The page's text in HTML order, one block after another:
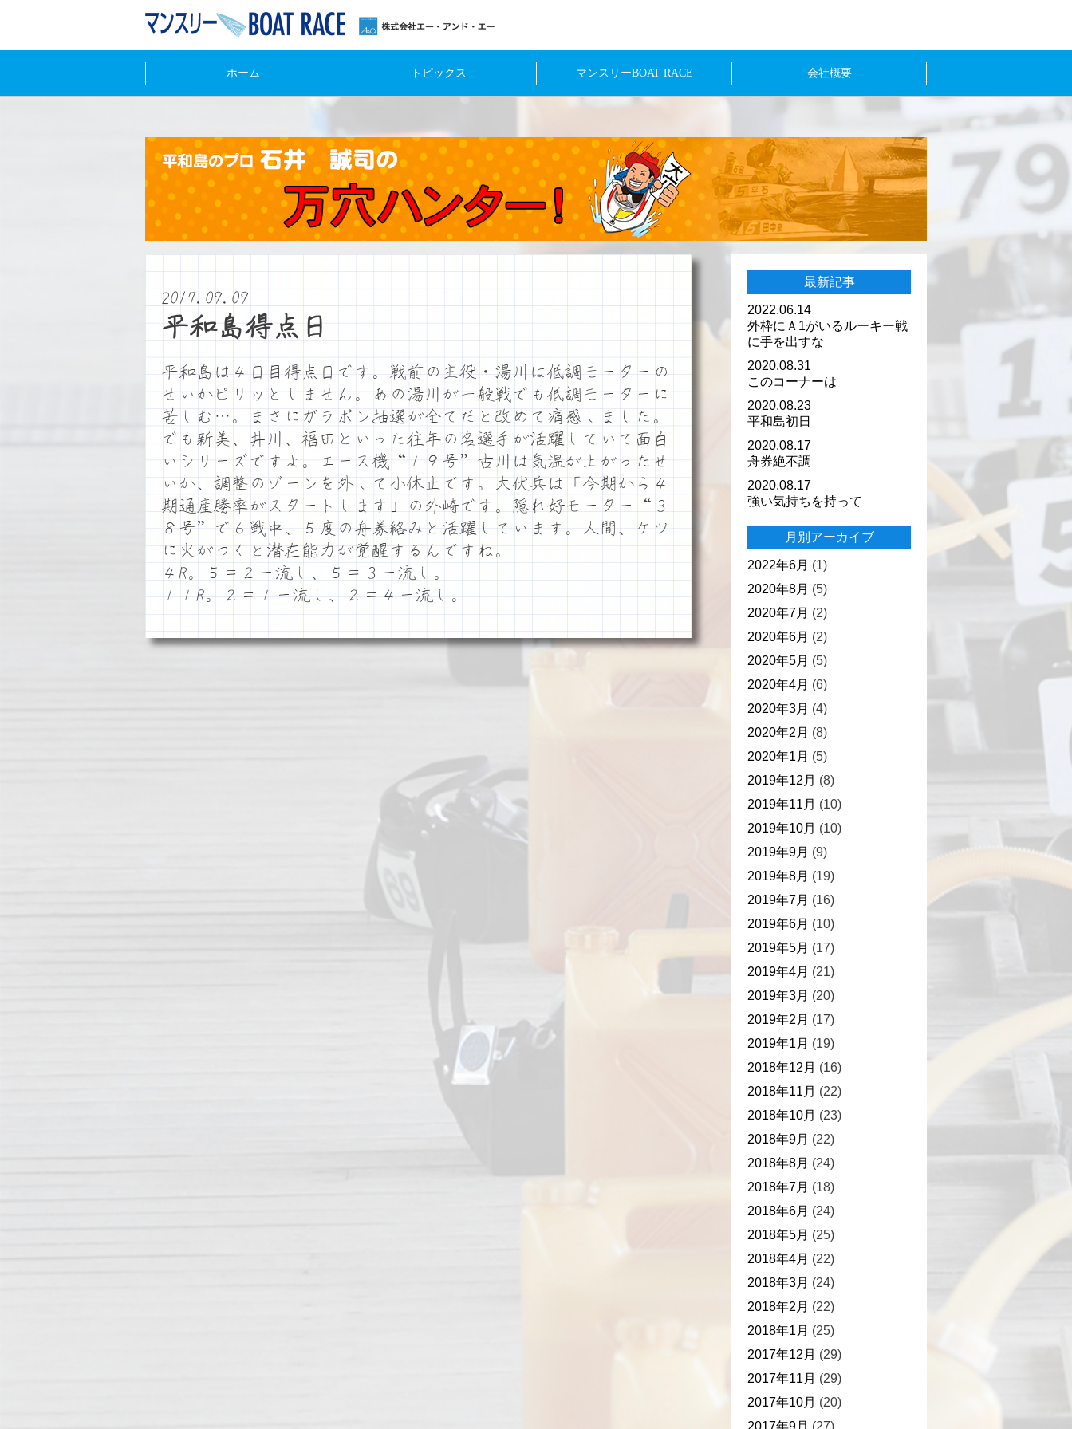
ホーム トピックス マンスリーBOAT RACE 会社概要
2017.09.09
平和島得点日
平和島は４日目得点日です。戦前の主役・湯川は低調モーターの
せいかピリッとしません。あの湯川が一般戦でも低調モーターに
苦しむ…。まさにガラポン抽選が全てだと改めて痛感しました。
でも新美、井川、福田といった往年の名選手が活躍していて面白
いシリーズですよ。エース機“１９号”古川は気温が上がったせ
いか、調整のゾーンを外して小休止です。大伏兵は「今期から４
期通産勝率がスタートします」の外崎です。隠れ好モーター“３
８号”で６戦中、５度の舟券絡みと活躍しています。人間、ケツ
に火がつくと潜在能力が覚醒するんですね。
４R。５＝２ー流し、５＝３ー流し。
１１R。２＝１ー流し、２＝４ー流し。
最新記事
2022.06.14
外枠にＡ1がいるルーキー戦
に手を出すな
2020.08.31
このコーナーは
2020.08.23
平和島初日
2020.08.17
舟券絶不調
2020.08.17
強い気持ちを持って
月別アーカイブ
2022年6月 (1)
2020年8月 (5)
2020年7月 (2)
2020年6月 (2)
2020年5月 (5)
2020年4月 (6)
2020年3月 (4)
2020年2月 (8)
2020年1月 (5)
2019年12月 (8)
2019年11月 (10)
2019年10月 (10)
2019年9月 (9)
2019年8月 (19)
2019年7月 (16)
2019年6月 (10)
2019年5月 (17)
2019年4月 (21)
2019年3月 (20)
2019年2月 (17)
2019年1月 (19)
2018年12月 (16)
2018年11月 (22)
2018年10月 (23)
2018年9月 (22)
2018年8月 (24)
2018年7月 (18)
2018年6月 (24)
2018年5月 (25)
2018年4月 (22)
2018年3月 (24)
2018年2月 (22)
2018年1月 (25)
2017年12月 (29)
2017年11月 (29)
2017年10月 (20)
2017年9月 (27)